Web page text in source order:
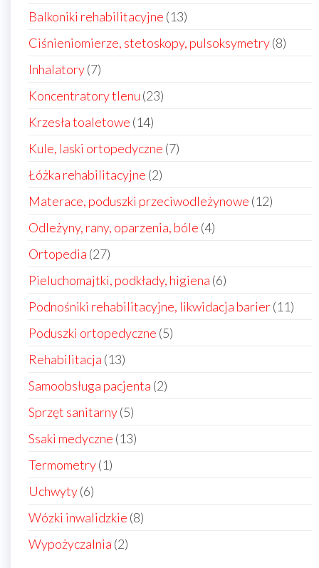
produkty
Balkoniki rehabilitacyjne 1313
produktów
Ciśnieniomierze, stetoskopy, pulsoksymetry 88
Inhalatory 77
produktów
Koncentratory tlenu 2323
Krzesła toaletowe 1414
produktów
Kule, laski ortopedyczne 77
Łóżka rehabilitacyjne 22
produkty
Materace, poduszki przeciwodleżynowe 1212
Odleżyny, rany, oparzenia, bóle 44
Ortopedia 2727
produktów
Pieluchomajtki, podkłady, higiena 66
produktów
Podnośniki rehabilitacyjne, likwidacja barier 1111
Poduszki ortopedyczne 55
Rehabilitacja 1313
produktów
Samoobsługa pacjenta 22
Sprzęt sanitarny 55
produktów
Ssaki medyczne 1313
Termometry 11
Uchwyty 66
produktów
Wózki inwalidzkie 88
Wypożyczalnia 22